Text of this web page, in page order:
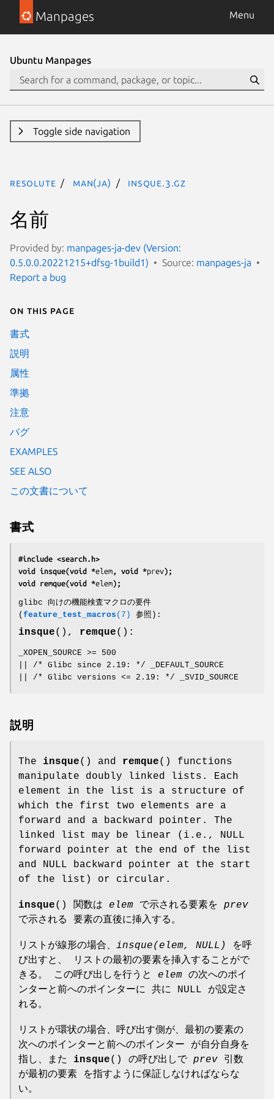
Manpages Menu
Ubuntu Manpages
Toggle side navigation
resolute man(ja) insque.3.gz
名前
Provided by: manpages-ja-dev (Version:
0.5.0.0.20221215+dfsg-1build1)
Source: manpages-ja
Report a bug
On this page
書式
説明
属性
準拠
注意
バグ
EXAMPLES
SEE ALSO
この文書について
書式
#include <search.h>
void insque(void *elem , void *prev);
void remque(void *elem);
glibc 向けの機能検査マクロの要件
( feature_test_macros (7) 参照):
insque(), remque():
_XOPEN_SOURCE >= 500
|| /* Glibc since 2.19: */ _DEFAULT_SOURCE
|| /* Glibc versions <= 2.19: */ _SVID_SOURCE
説明
The insque() and remque() functions
manipulate doubly linked lists. Each
element in the list is a structure of
which the first two elements are a
forward and a backward pointer. The
linked list may be linear (i.e., NULL
forward pointer at the end of the list
and NULL backward pointer at the start
of the list) or circular.
insque() 関数は elem で示される要素を prev
で示される 要素の直後に挿入する。
リストが線形の場合、 insque(elem, NULL)
を呼
び出すと、 リストの最初の要素を挿入することがで
きる。 この呼び出しを行うと elem の次へのポイ
ンターと前へのポインターに 共に NULL が設定さ
れる。
リストが環状の場合、呼び出す側が、最初の要素の
次へのポインターと前へのポインター が自分自身を
指し、また insque() の呼び出しで prev 引数
が最初の要素 を指すように保証しなければならな
い。